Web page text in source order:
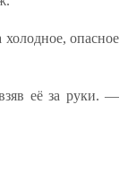
опасное
её за руки. —